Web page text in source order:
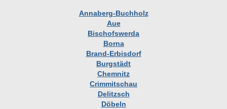
Annaberg-Buchholz
Aue
Bischofswerda
Borna
Brand-Erbisdorf
Burgstädt
Chemnitz
Crimmitschau
Delitzsch
Döbeln